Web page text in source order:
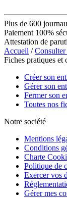
Plus de 600
Paiement 100%
Attestation de
Accueil /Consulter
Fiches pratiques et
Créer son
Gérer son
Fermer son
Toutes nos
Notre société
Mentions
Conditions
Charte
Politique de
Exercer vos
Gérer mes